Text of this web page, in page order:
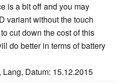
is a bit off and you may
variant without the touch
cut down the cost of this
do better in terms of battery
Datum: 15.12.2015